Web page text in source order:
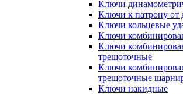
Ключи
Ключи к патрону от
Ключи кольцевые
Ключи
Ключи
трещоточные
Ключи
трещоточные
Ключи накидные